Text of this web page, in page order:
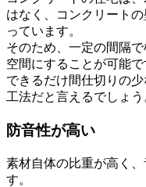
はなく、コンクリート
っています。
そのため、一定の間隔
空間にすることが可能で
できるだけ間仕切りの
工法だと言えるでしょう
防音性が高い
素材自体の比重が高く
す。